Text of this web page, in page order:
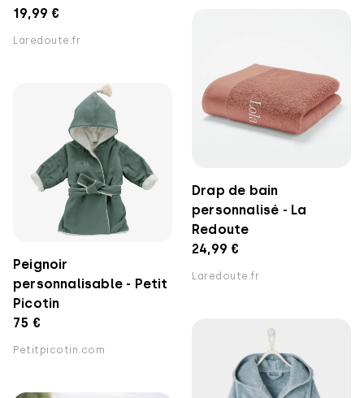
19,99 €
Laredoute.fr
Drap de bain
personnalisé - La
Redoute
24,99 €
Laredoute.fr
Peignoir
personnalisable - Petit
Picotin
75 €
Petitpicotin.com